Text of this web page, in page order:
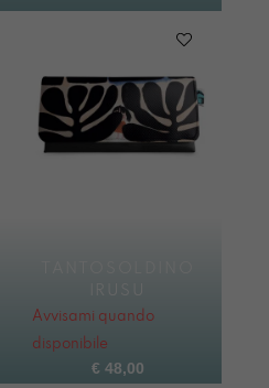
Avvisami quando
disponibile
€ 48,00